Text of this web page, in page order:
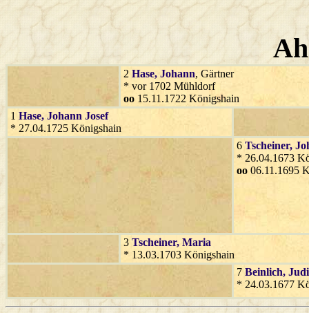
2 Hase, Johann, Gärtner
* vor 1702 Mühldorf
oo 15.11.1722 Königshain
1 Hase, Johann Josef
* 27.04.1725 Königshain
6 Tscheiner,
* 26.04.1673
oo 06.11.1695
3 Tscheiner, Maria
* 13.03.1703 Königshain
7 Beinlich,
* 24.03.1677